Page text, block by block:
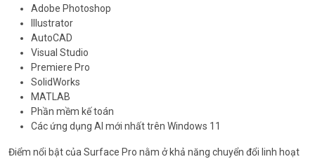
Adobe Photoshop
Illustrator
AutoCAD
Visual Studio
Premiere Pro
SolidWorks
MATLAB
Phần mềm kế toán
Các ứng dụng AI mới nhất trên Windows 11
Điểm nổi bật của Surface Pro nằm ở khả năng chuyển đổi linh hoạt